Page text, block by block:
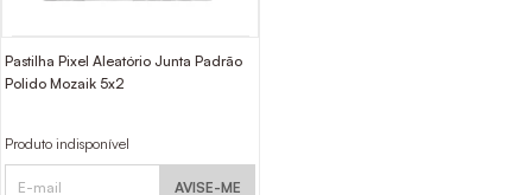
Pastilha Pixel Aleatório Junta Padrão
Polido Mozaik 5x2
Produto indisponível
AVISE-ME